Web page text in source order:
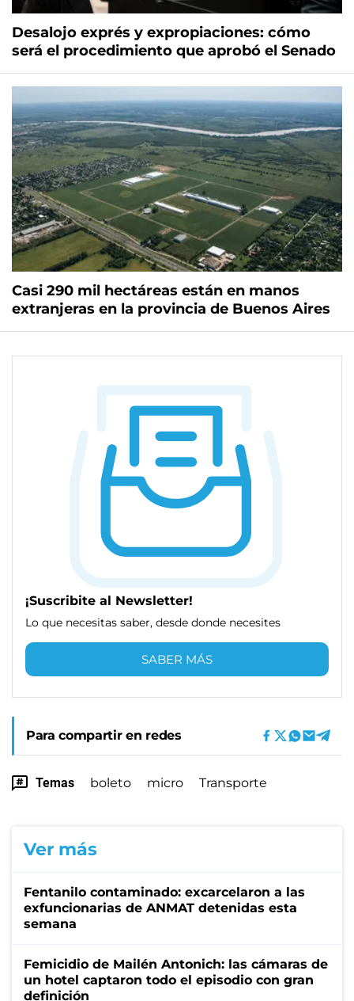
Desalojo exprés y expropiaciones: cómo
será el procedimiento que aprobó el Senado
Casi 290 mil hectáreas están en manos
extranjeras en la provincia de Buenos Aires
¡Suscribite al Newsletter!
Lo que necesitas saber, desde donde necesites
SABER MÁS
Para compartir en redes
Temas boleto micro Transporte
Ver más
Fentanilo contaminado: excarcelaron a las
exfuncionarias de ANMAT detenidas esta
semana
Femicidio de Mailén Antonich: las cámaras de
un hotel captaron todo el episodio con gran
definición